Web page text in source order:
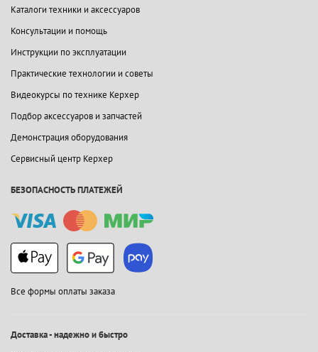
Каталоги техники и аксессуаров
Консультации и помощь
Инструкции по эксплуатации
Практические технологии и советы
Видеокурсы по технике Керхер
Подбор аксессуаров и запчастей
Демонстрация оборудования
Сервисный центр Керхер
БЕЗОПАСНОСТЬ ПЛАТЕЖЕЙ
Все формы оплаты заказа
Доставка - надежно и быстро